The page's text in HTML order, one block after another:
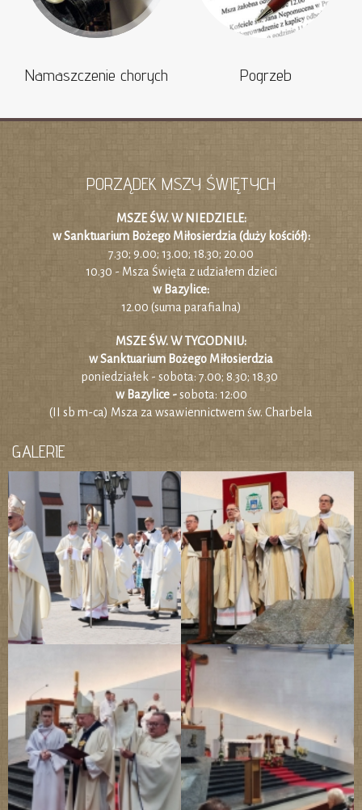
Namaszczenie chorych Pogrzeb
PORZĄDEK MSZY ŚWIĘTYCH
MSZE ŚW. W NIEDZIELE:
w Sanktuarium Bożego Miłosierdzia (duży kościół):
7.30; 9.00; 13.00; 18.30; 20.00
10.30 - Msza Święta z udziałem dzieci
w Bazylice:
12.00 (suma parafialna)
MSZE ŚW. W TYGODNIU:
w Sanktuarium Bożego Miłosierdzia
poniedziałek - sobota: 7.00; 8.30; 18.30
w Bazylice -sobota: 12:00
(II sb m-ca) Msza za wsawiennictwem św. Charbela
GALERIE